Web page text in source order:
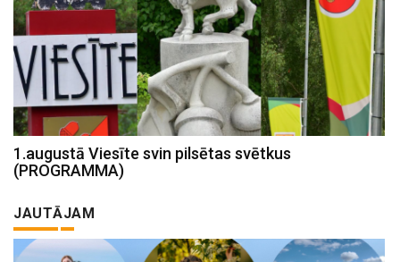
1.augustā Viesīte svin pilsētas svētkus
(PROGRAMMA)
JAUTĀJAM